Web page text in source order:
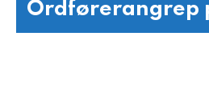
Ordførerangrep